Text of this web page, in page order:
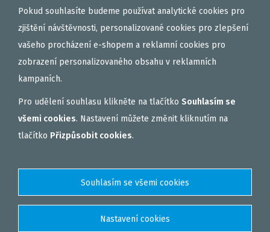
VAŘENÝ PARTIKL
BIŽUTERIE NA MONTÁŽE
DÁRKOVÝ POUKAZ, DÁRKOVÁ KAZETA
AKČNÍ SETY
VNADÍCÍ, KRMÍTKOVÉ SMĚSI
PVA PUNČOCHY A SÁČKY
Pokud souhlasíte budeme používat analytické cookies pro
zjištění návštěvnosti, personalizované cookies pro zlepšení
vašeho procházení e-shopem a reklamní cookies pro
zobrazení personalizovaného obsahu v reklamních
kampaních.
Pro udělení souhlasu klikněte na tlačítko Souhlasím se
všemi cookies. Nastavení můžete změnit kliknutím na
tlačítko Přizpůsobit cookies.